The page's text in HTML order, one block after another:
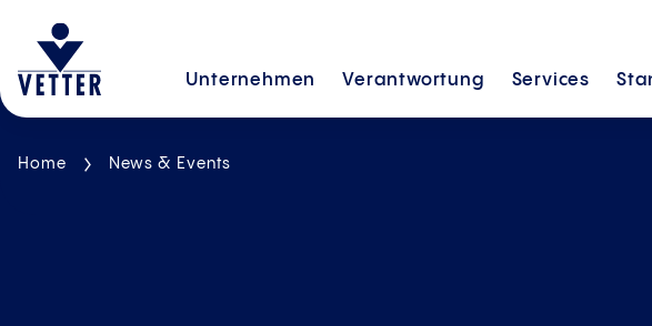
Unternehmen Verantwortung Services
Home News & Events